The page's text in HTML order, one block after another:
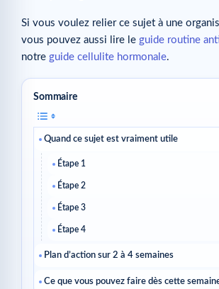
Si vous voulez relier ce sujet à une
vous pouvez aussi lire le guide routine
notre guide cellulite hormonale.
Sommaire
Quand ce sujet est vraiment utile
Étape 1
Étape 2
Étape 3
Étape 4
Plan d’action sur 2 à 4 semaines
Ce que vous pouvez faire dès cette